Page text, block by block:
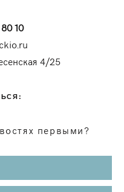
10
4/25
первыми?